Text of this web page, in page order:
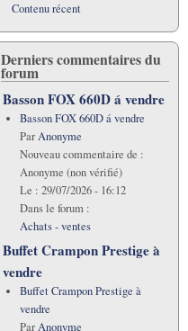
Contenu récent
Derniers commentaires du
forum
Basson FOX 660D á vendre
Basson FOX 660D á vendre
ParAnonyme
Nouveau commentaire de :
Anonyme (non vérifié)
Le : 29/07/2026 - 16:12
Dans le forum :
Achats - ventes
Buffet Crampon Prestige à
vendre
Buffet Crampon Prestige à
vendre
ParAnonyme